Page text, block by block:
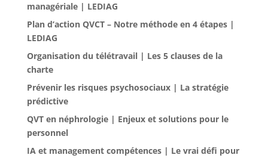
managériale | LEDIAG
Plan d’action QVCT – Notre méthode en 4 étapes |
LEDIAG
Organisation du télétravail | Les 5 clauses de la
charte
Prévenir les risques psychosociaux | La stratégie
prédictive
QVT en néphrologie | Enjeux et solutions pour le
personnel
IA et management compétences | Le vrai défi pour